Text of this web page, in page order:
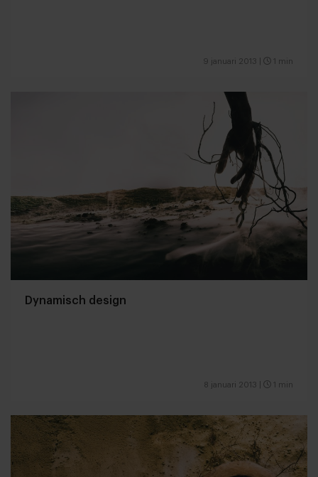
9 januari 2013 1 min
Dynamisch design
8 januari 2013 1 min